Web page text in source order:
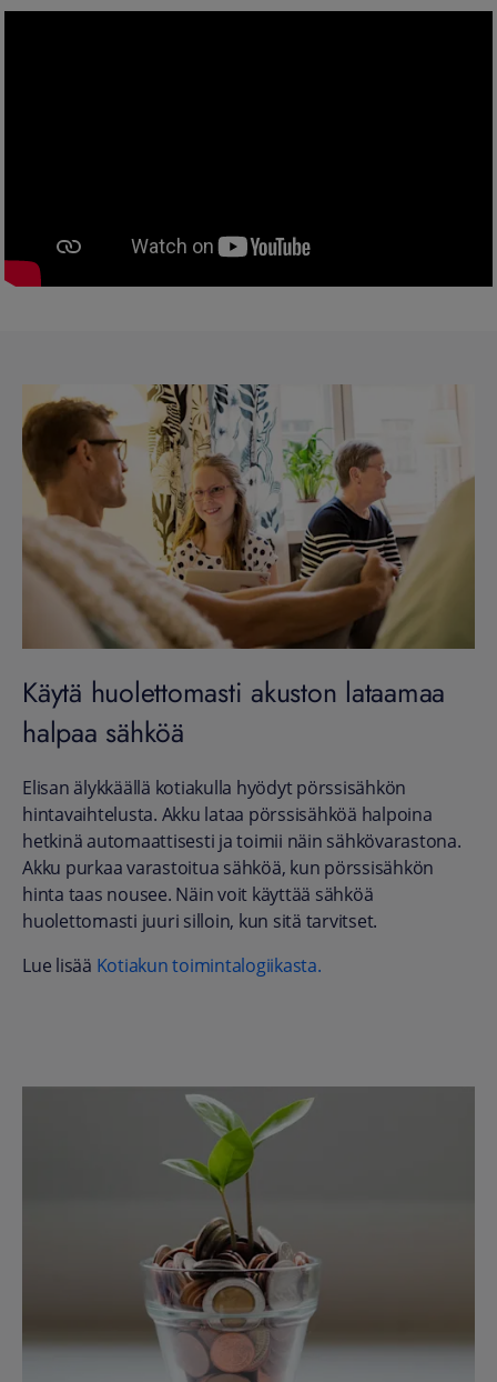
Käytä huolettomasti akuston lataamaa
halpaa sähköä
Elisan älykkäällä kotiakulla hyödyt pörssisähkön
hintavaihtelusta. Akku lataa pörssisähköä halpoina
hetkinä automaattisesti ja toimii näin sähkövarastona.
Akku purkaa varastoitua sähköä, kun pörssisähkön
hinta taas nousee. Näin voit käyttää sähköä
huolettomasti juuri silloin, kun sitä tarvitset.
Lue lisää Kotiakun toimintalogiikasta.